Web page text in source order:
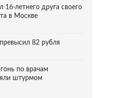
16-летнего друга своего
в Москве
82 рубля
по врачам
штурмом